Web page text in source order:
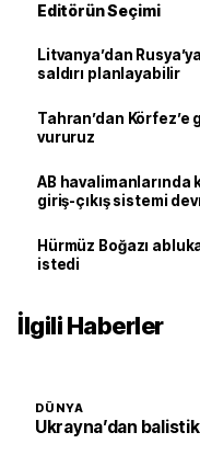
Editörün Seçimi
Litvanya’dan
saldırı planlayabilir
Tahran’dan Körfez’e
vururuz
AB havalimanlarında
giriş-çıkış sistemi
Hürmüz Boğazı
istedi
İlgili Haberler
DÜNYA
Ukrayna’dan